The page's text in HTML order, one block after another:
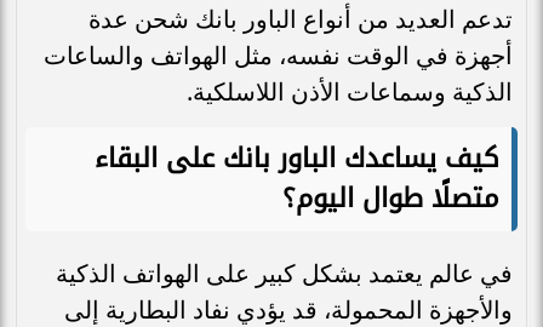
تدعم العديد من أنواع الباور بانك شحن عدة
أجهزة في الوقت نفسه، مثل الهواتف والساعات
الذكية وسماعات الأذن اللاسلكية.
كيف يساعدك الباور بانك على البقاء
متصلًا طوال اليوم؟
في عالم يعتمد بشكل كبير على الهواتف الذكية
والأجهزة المحمولة، قد يؤدي نفاد البطارية إلى